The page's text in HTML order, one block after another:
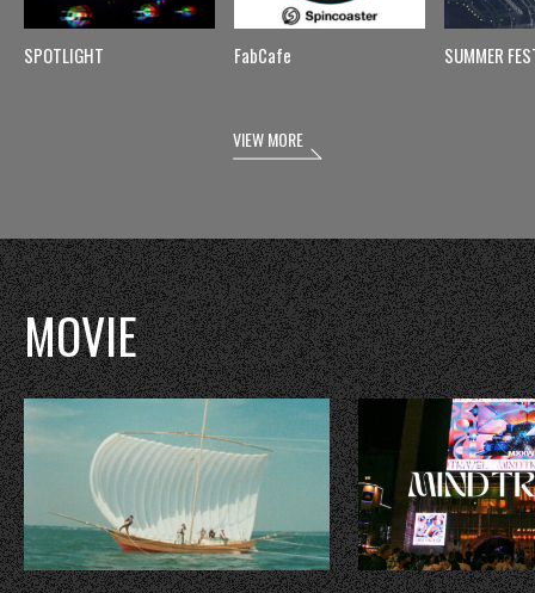
SPOTLIGHT FabCafe SUMMER
VIEW MORE
MOVIE